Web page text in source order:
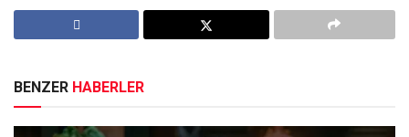
BENZER HABERLER